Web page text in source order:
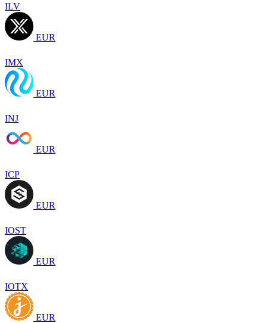
ILV
EUR
IMX
EUR
INJ
EUR
ICP
EUR
IOST
EUR
IOTX
EUR